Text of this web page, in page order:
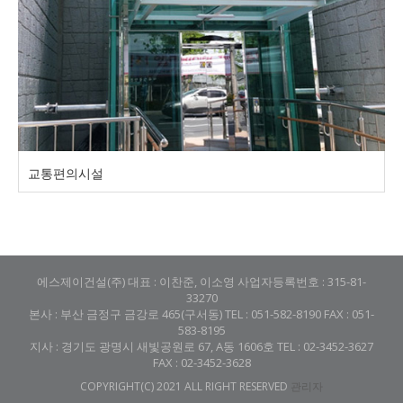
교통편의시설
에스제이건설(주) 대표 : 이찬준, 이소영 사업자등록번호 : 315-81-
33270
본사 : 부산 금정구 금강로 465(구서동) TEL : 051-582-8190 FAX : 051-
583-8195
지사 : 경기도 광명시 새빛공원로 67, A동 1606호 TEL : 02-3452-3627
FAX : 02-3452-3628
COPYRIGHT(C) 2021 ALL RIGHT RESERVED 관리자